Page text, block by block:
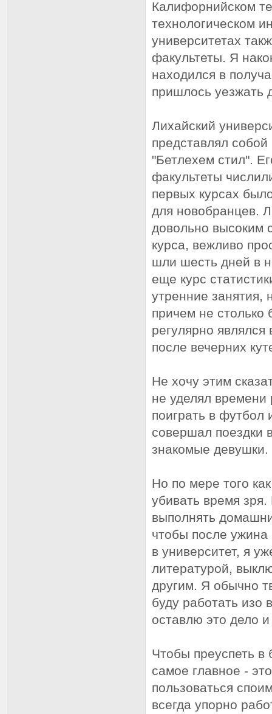
Калифорнийском
технологическом
университетах
факультеты. Я
находился в
пришлось уезжать
Лихайский
представлял
"Бетлехем стил".
факультеты
первых курсах
для новобранцев.
довольно высоким
курса, вежливо
шли шесть дней в
еще курс
утренние занятия,
причем не столько
регулярно являлся
после вечерних
Не хочу этим
не уделял
поиграть в футбол
совершал
знакомые девушки.
Но по мере того
убивать время
выполнять
чтобы после ужина
в университет, я
литературой,
другим. Я обычно
буду работать изо
оставлю это дело
Чтобы преуспеть в
самое главное -
пользоваться
всегда упорно